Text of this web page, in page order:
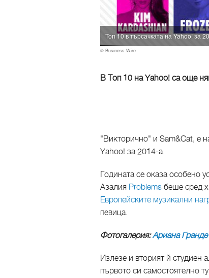
Топ 10 в търсачката на Yahoo! за
© Business Wire
В Топ 10 на Yahoo! са още
"Викторично" и Sam&Cat, е
Yahoo! за 2014-а.
Годината се оказа особено
Азалия Problems беше сред
Европейските музикални
певица.
Фотогалерия:Ариана Гранде
Излезе и вторият й студиен
първото си самостоятелно